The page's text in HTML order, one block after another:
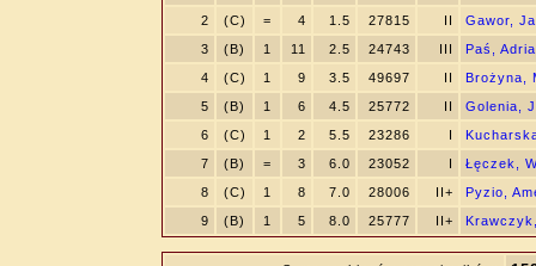
2
(C) = 4 1.5 27815 II
Gawor,
3
(B) 1 11 2.5 24743 III
Paś,
4
(C) 1 9 3.5 49697 II
Brożyna,
5
(B) 1 6 4.5 25772 II
Golenia,
6
(C) 1 2 5.5 23286 I
7
(B) = 3 6.0 23052 I
Łęczek,
8
(C) 1 8 7.0 28006 II+
Pyzio,
9
(B) 1 5 8.0 25777 II+